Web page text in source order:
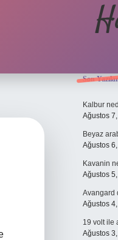
Son Yazılar
Kalbur
Ağustos
Beyaz
Ağustos
Kavanin
Ağustos
Avangard
Ağustos
19 volt ile
Ağustos